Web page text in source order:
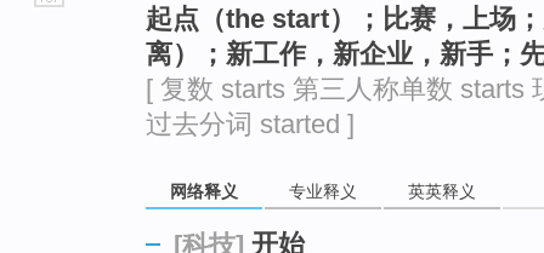
起点（the start）；比赛，上场
离）；新工作，新企业，新手；
[ 复数 starts 第三人称单数 starts
过去分词 started ]
网络释义 专业释义 英英释义
[科技] 开始